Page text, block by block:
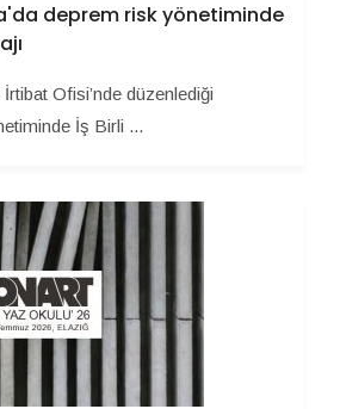
deprem risk yönetiminde
Ofisi’nde düzenlediği
İş Birli ...